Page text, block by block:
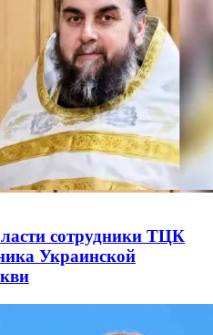
сотрудники ТЦК
Украинской